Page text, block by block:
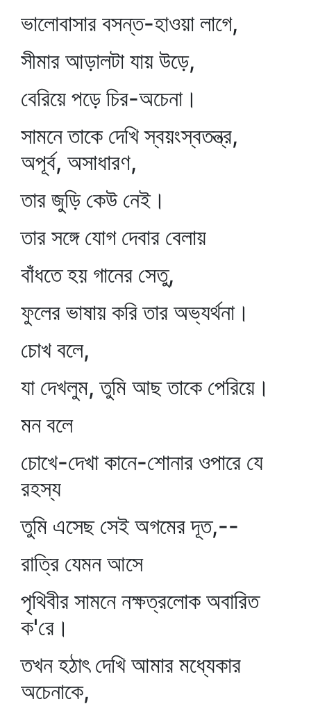
ভালোবাসার বসন্ত-হাওয়া লাগে,
সীমার আড়ালটা যায় উড়ে,
বেরিয়ে পড়ে চির-অচেনা।
সামনে তাকে দেখি স্বয়ংস্বতন্ত্র,
অপূর্ব, অসাধারণ,
তার জুড়ি কেউ নেই।
তার সঙ্গে যোগ দেবার বেলায়
বাঁধতে হয় গানের সেতু,
ফুলের ভাষায় করি তার অভ্যর্থনা।
চোখ বলে,
যা দেখলুম, তুমি আছ তাকে পেরিয়ে।
মন বলে
চোখে-দেখা কানে-শোনার ওপারে যে
রহস্য
তুমি এসেছ সেই অগমের দূত,--
রাত্রি যেমন আসে
পৃথিবীর সামনে নক্ষত্রলোক অবারিত
ক'রে।
তখন হঠাৎ দেখি আমার মধ্যেকার
অচেনাকে,